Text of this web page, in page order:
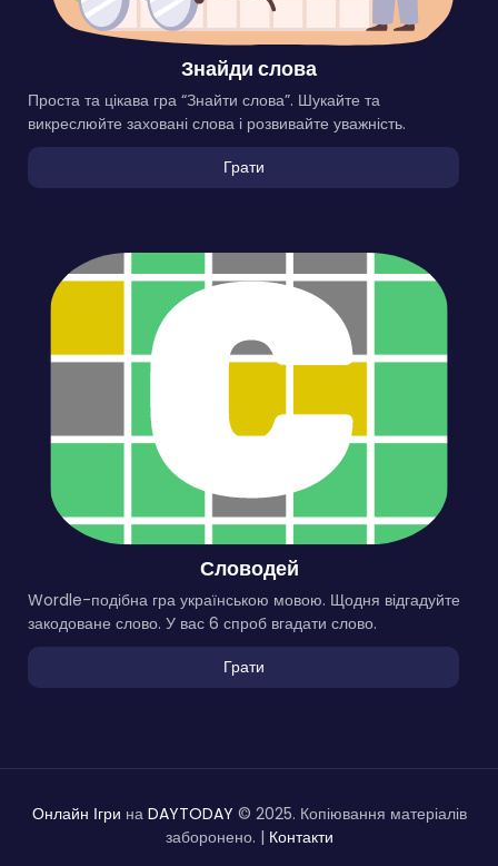
Знайди слова
Проста та цікава гра “Знайти слова”. Шукайте та
викреслюйте заховані слова і розвивайте уважність.
Грати
Словодей
Wordle-подібна гра українською мовою. Щодня відгадуйте
закодоване слово. У вас 6 спроб вгадати слово.
Грати
Онлайн Ігри на DAYTODAY © 2025. Копіювання матеріалів
заборонено. | Контакти